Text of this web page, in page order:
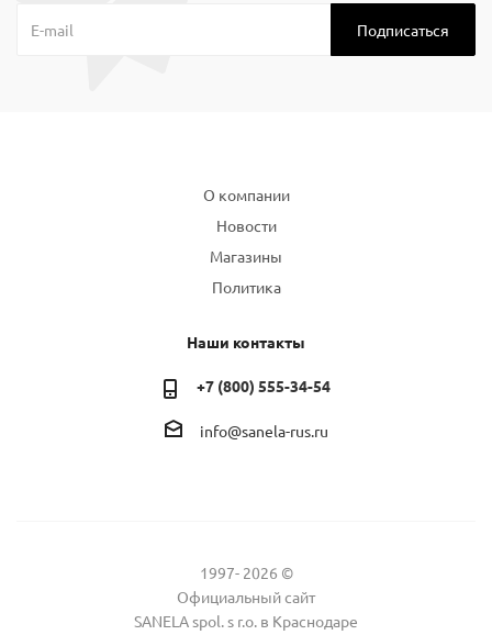
О компании
Новости
Магазины
Политика
Наши контакты
+7 (800) 555-34-54
info@sanela-rus.ru
1997- 2026 ©
Официальный сайт
SANELA spol. s r.o. в Краснодаре